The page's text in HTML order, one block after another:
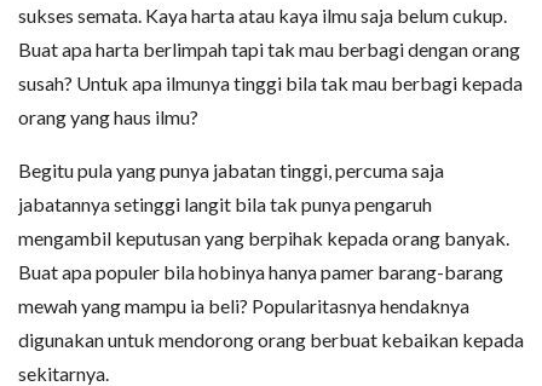
sukses semata. Kaya harta atau kaya ilmu saja belum cukup.
Buat apa harta berlimpah tapi tak mau berbagi dengan orang
susah? Untuk apa ilmunya tinggi bila tak mau berbagi kepada
orang yang haus ilmu?
Begitu pula yang punya jabatan tinggi, percuma saja
jabatannya setinggi langit bila tak punya pengaruh
mengambil keputusan yang berpihak kepada orang banyak.
Buat apa populer bila hobinya hanya pamer barang-barang
mewah yang mampu ia beli? Popularitasnya hendaknya
digunakan untuk mendorong orang berbuat kebaikan kepada
sekitarnya.